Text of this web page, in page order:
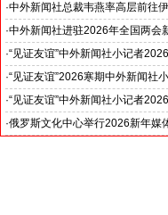
·中外新闻社总裁韦燕率高层前往
对哈梅内伊最高领袖遇难表示沉痛
·中外新闻社进驻2026年全国两会
·“见证友谊”中外新闻社小记者
下：“希望斯中两国青少年成为推
·“见证友谊”2026寒期中外新闻社
们将来成为印尼和中国文化交流的
·“见证友谊”中外新闻社小记者
就是中国未来的新闻发言人”
·俄罗斯文化中心举行2026新年媒